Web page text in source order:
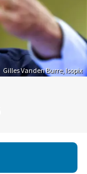
Gilles Vanden Burre, Isopix